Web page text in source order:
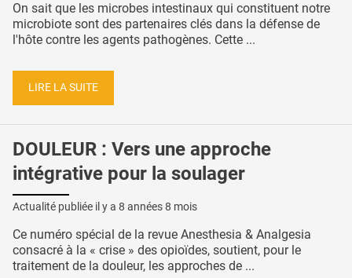
On sait que les microbes intestinaux qui constituent notre
microbiote sont des partenaires clés dans la défense de
l'hôte contre les agents pathogènes. Cette ...
LIRE LA SUITE
DOULEUR : Vers une approche
intégrative pour la soulager
Actualité publiée il y a 8 années 8 mois
Ce numéro spécial de la revue Anesthesia & Analgesia
consacré à la « crise » des opioïdes, soutient, pour le
traitement de la douleur, les approches de ...